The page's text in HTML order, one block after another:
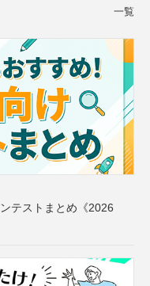
一覧
テストまとめ《2026